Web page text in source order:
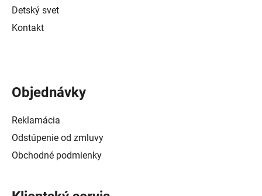
Detský svet
Kontakt
Objednávky
Reklamácia
Odstúpenie od zmluvy
Obchodné podmienky